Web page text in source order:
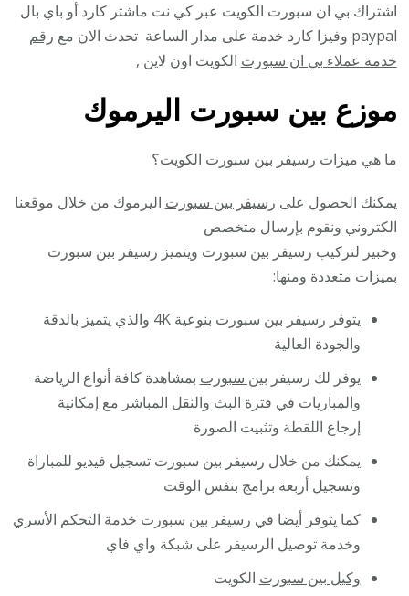
اشتراك بي ان سبورت الكويت عبر كي نت ماشتر كارد أو باي بال
paypal وفيزا كارد خدمة على مدار الساعة تحدث الان مع
رقم
خدمة عملاء بي ان سبورت الكويت اون لاين ,
موزع بين سبورت اليرموك
ما هي ميزات رسيفر بين سبورت الكويت؟
يمكنك الحصول على رسيفر بين سبورت اليرموك من خلال موقعنا
الكتروني ونقوم بإرسال متخصص
وخبير لتركيب رسيفر بين سبورت ويتميز رسيفر بين سبورت
بميزات متعددة ومنها:
يتوفر رسيفر بين سبورت بنوعية 4K والذي يتميز بالدقة
والجودة العالية
يوفر لك رسيفر بين سبورت بمشاهدة كافة أنواع الرياضة
والمباريات في فترة البث والنقل المباشر مع إمكانية
إرجاع اللقطة وتثبيت الصورة
يمكنك من خلال رسيفر بين سبورت تسجيل فيديو للمباراة
وتسجيل أربعة برامج بنفس الوقت
كما يتوفر أيضا في رسيفر بين سبورت خدمة التحكم الأسري
وخدمة توصيل الرسيفر على شبكة واي فاي
وكيل بين سبورت الكويت